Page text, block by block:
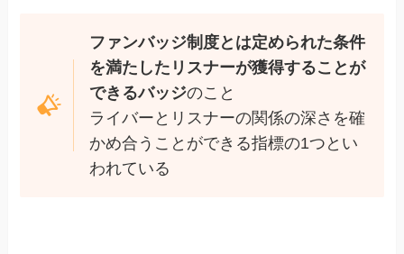
ファンバッジ制度とは定められた条件
を満たしたリスナーが獲得することが
できるバッジのこと
ライバーとリスナーの関係の深さを確
かめ合うことができる指標の1つとい
われている